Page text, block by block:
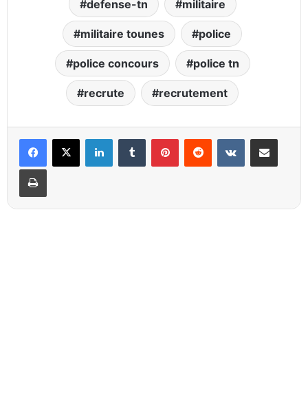
defense-tn militaire
militaire tounes police
police concours police tn
recrute recrutement
LinkedinTumblr PinterestReddit VKontaktePartager par email
Imprimer